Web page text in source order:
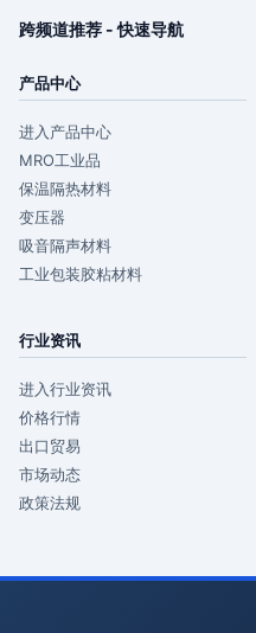
跨频道推荐 - 快速导航
产品中心
进入产品中心
MRO工业品
保温隔热材料
变压器
吸音隔声材料
工业包装胶粘材料
行业资讯
进入行业资讯
价格行情
出口贸易
市场动态
政策法规